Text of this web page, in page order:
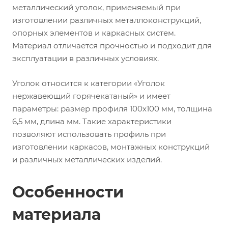
металлический уголок, применяемый при
изготовлении различных металлоконструкций,
опорных элементов и каркасных систем.
Материал отличается прочностью и подходит для
эксплуатации в различных условиях.
Уголок относится к категории «Уголок
нержавеющий горячекатаный» и имеет
параметры: размер профиля 100х100 мм, толщина
6,5 мм, длина мм. Такие характеристики
позволяют использовать профиль при
изготовлении каркасов, монтажных конструкций
и различных металлических изделий.
Особенности
материала